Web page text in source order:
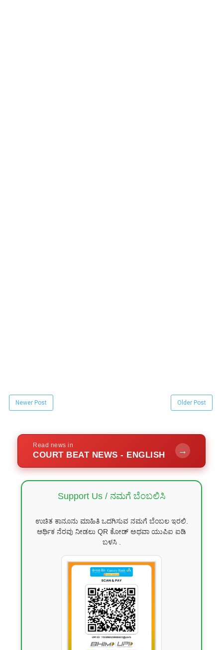
Newer Post Older Post
Read news in
COURT BEAT NEWS - ENGLISH →
Support Us / ನಮಗೆ ಬೆಂಬಲಿಸಿ
ಉಚಿತ ಕಾನೂನು ಮಾಹಿತಿ ಒದಗಿಸುವ ನಮಗೆ ಬೆಂಬಲ ಇರಲಿ.
ಆರ್ಥಿಕ ನೆರವು ನೀಡಲು QR ಕೋಡ್ ಅಥವಾ ಯುಪಿಐ ಐಡಿ
ಬಳಸಿ .